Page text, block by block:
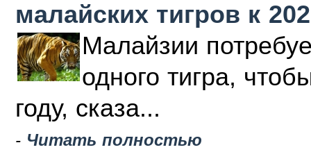
малайских тигров к
Малайзии
одного тигра,
году, сказа...
- Читать полностью